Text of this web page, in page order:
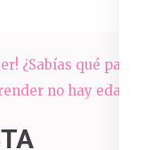
¿Sabías qué para
no hay edad?